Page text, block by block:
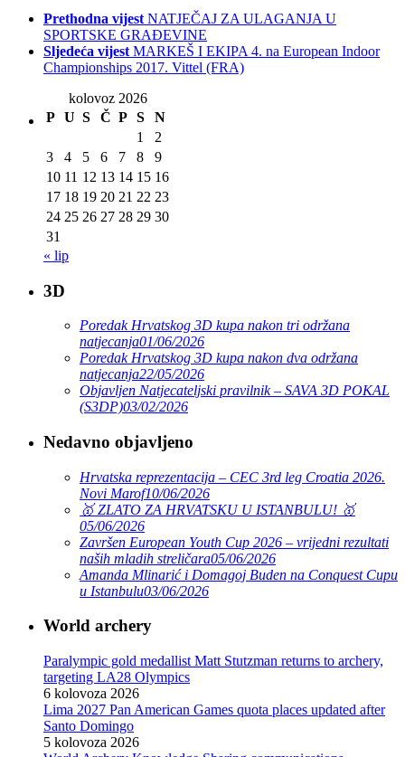
Prethodna vijest NATJEČAJ ZA ULAGANJA U
SPORTSKE GRAĐEVINE
Sljedeća vijest MARKEŠ I EKIPA 4. na European Indoor
Championships 2017. Vittel (FRA)
kolovoz 2026
P U S Č P S
N
1
2
3
4 5 6 7 8
9
10 11 12 13 14 15 16
17 18 19 20 21 22 23
24 25 26 27 28 29 30
31
« lip
3D
Poredak Hrvatskog 3D kupa nakon tri održana
natjecanja01/06/2026
Poredak Hrvatskog 3D kupa nakon dva održana
natjecanja22/05/2026
Objavljen Natjecateljski pravilnik – SAVA 3D POKAL
(S3DP)03/02/2026
Nedavno objavljeno
Hrvatska reprezentacija – CEC 3rd leg Croatia 2026.
Novi Marof10/06/2026
🥇 ZLATO ZA HRVATSKU U ISTANBULU! 🥇
05/06/2026
Završen European Youth Cup 2026 – vrijedni rezultati
naših mladih streličara05/06/2026
Amanda Mlinarić i Domagoj Buden na Conquest Cupu
u Istanbulu03/06/2026
World archery
Paralympic gold medallist Matt Stutzman returns to archery,
targeting LA28 Olympics
6 kolovoza 2026
Lima 2027 Pan American Games quota places updated after
Santo Domingo
5 kolovoza 2026